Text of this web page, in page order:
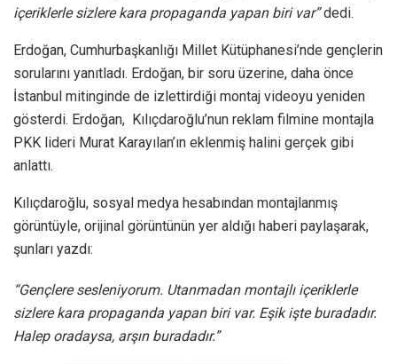
içeriklerle sizlere kara propaganda yapan biri var”dedi.
Erdoğan, Cumhurbaşkanlığı Millet Kütüphanesi’nde gençlerin
sorularını yanıtladı. Erdoğan, bir soru üzerine, daha önce
İstanbul mitinginde de izlettirdiği montaj videoyu yeniden
gösterdi. Erdoğan, Kılıçdaroğlu’nun reklam filmine montajla
PKK lideri Murat Karayılan’ın eklenmiş halini gerçek gibi
anlattı.
Kılıçdaroğlu, sosyal medya hesabından montajlanmış
görüntüyle, orijinal görüntünün yer aldığı haberi paylaşarak,
şunları yazdı:
“Gençlere sesleniyorum. Utanmadan montajlı içeriklerle
sizlere kara propaganda yapan biri var. Eşik işte buradadır.
Halep oradaysa, arşın buradadır.”